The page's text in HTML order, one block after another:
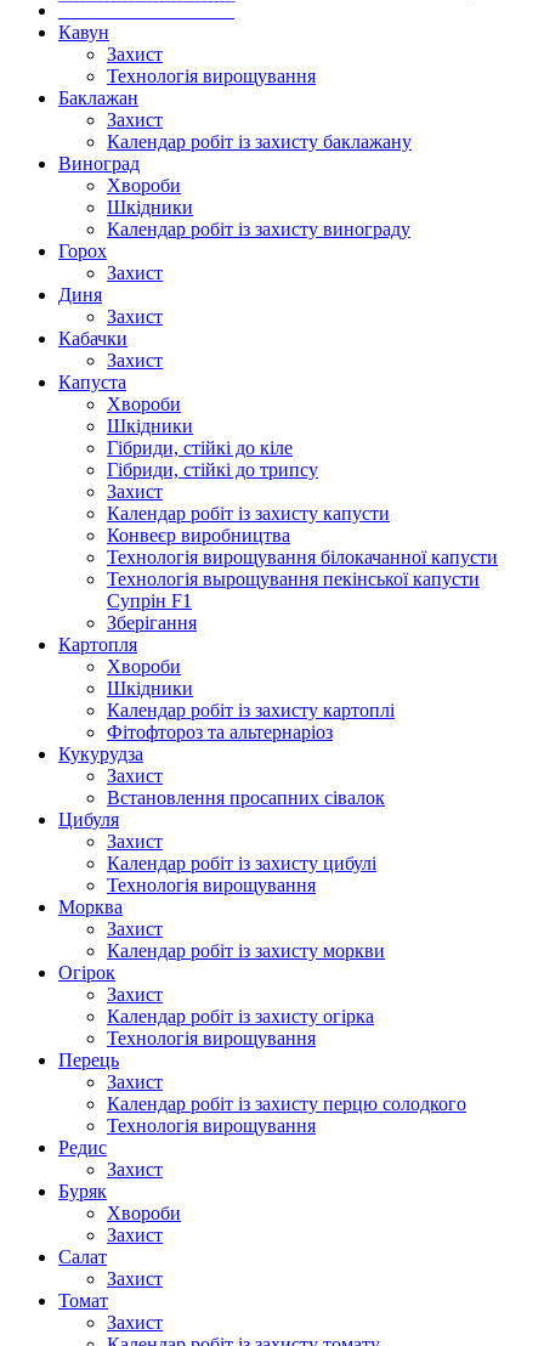
Кавун
Захист
Технологія вирощування
Баклажан
Захист
Календар робіт із захисту баклажану
Виноград
Хвороби
Шкідники
Календар робіт із захисту винограду
Горох
Захист
Диня
Захист
Кабачки
Захист
Капуста
Хвороби
Шкідники
Гібриди, стійкі до кіле
Гібриди, стійкі до трипсу
Захист
Календар робіт із захисту капусти
Конвеєр виробництва
Технологія вирощування білокачанної капусти
Технологія вырощування пекінської капусти
Супрін F1
Зберігання
Картопля
Хвороби
Шкідники
Календар робіт із захисту картоплі
Фітофтороз та альтернаріоз
Кукурудза
Захист
Встановлення просапних сівалок
Цибуля
Захист
Календар робіт із захисту цибулі
Технологія вирощування
Морква
Захист
Календар робіт із захисту моркви
Огірок
Захист
Календар робіт із захисту огірка
Технологія вирощування
Перець
Захист
Календар робіт із захисту перцю солодкого
Технологія вирощування
Редис
Захист
Буряк
Хвороби
Захист
Салат
Захист
Томат
Захист